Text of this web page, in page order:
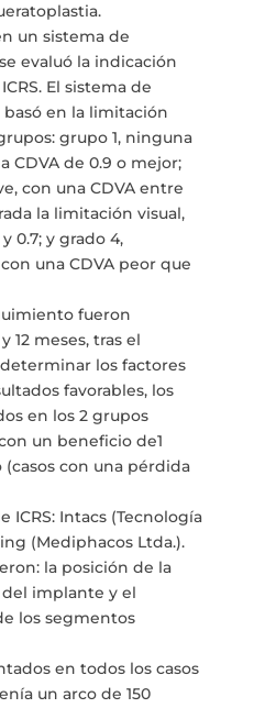
un sistema de
evaluó la indicación
El sistema de
en la limitación
grupo 1, ninguna
CDVA de 0.9 o mejor;
con una CDVA entre
la limitación visual,
0.7; y grado 4,
una CDVA peor que
fueron
12 meses, tras el
los factores
favorables, los
en los 2 grupos
un beneficio de1
(casos con una pérdida
ICRS: Intacs (Tecnología
(Mediphacos Ltda.).
la posición de la
implante y el
los segmentos
en todos los casos
un arco de 150